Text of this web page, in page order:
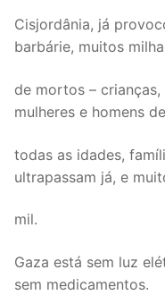
ENSINO
PROFESSORES
Formação
Contactos
Cisjordânia, já
barbárie, muitos
de mortos –
mulheres e homens de
todas as idades,
ultrapassam já, e
mil.
Gaza está sem luz
sem medicamentos.